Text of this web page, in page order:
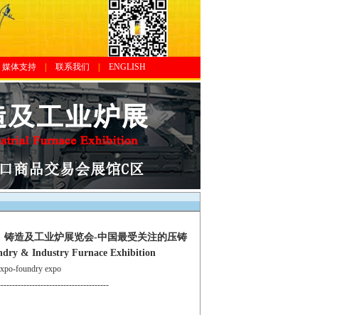
媒体支持| 联系我们 ENGLISH
造及工业炉展览会-中国最受关注的压铸
& Industry Furnace Exhibition
foundry expo